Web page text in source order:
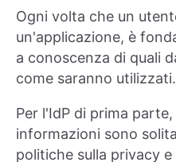
Ogni volta che un
un'applicazione, è
a conoscenza di quali
come saranno utilizzati.
Per l'IdP di prima
informazioni sono
politiche sulla privacy